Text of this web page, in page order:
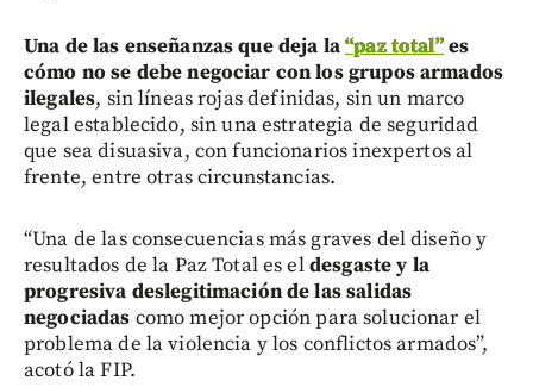
Una de las enseñanzas que deja la“paz total”es
cómo no se debe negociar con los grupos armados
ilegales, sin líneas rojas definidas, sin un marco
legal establecido, sin una estrategia de seguridad
que sea disuasiva, con funcionarios inexpertos al
frente, entre otras circunstancias.
“Una de las consecuencias más graves del diseño y
resultados de la Paz Total es eldesgaste y la
progresiva deslegitimación de las salidas
negociadas como mejor opción para solucionar el
problema de la violencia y los conflictos armados”,
acotó la FIP.